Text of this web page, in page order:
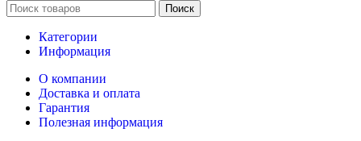
Поиск
Категории
Информация
О компании
Доставка и оплата
Гарантия
Полезная информация